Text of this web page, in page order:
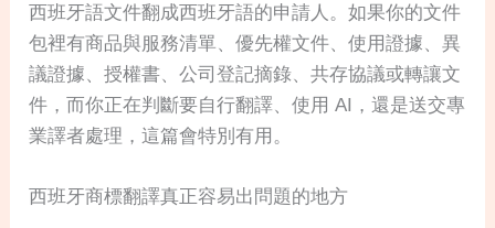
西班牙語文件翻成西班牙語的申請人。如果你的文件
包裡有商品與服務清單、優先權文件、使用證據、異
議證據、授權書、公司登記摘錄、共存協議或轉讓文
件，而你正在判斷要自行翻譯、使用 AI，還是送交專
業譯者處理，這篇會特別有用。
西班牙商標翻譯真正容易出問題的地方